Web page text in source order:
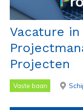
Vacature
Projecten
Vaste baan